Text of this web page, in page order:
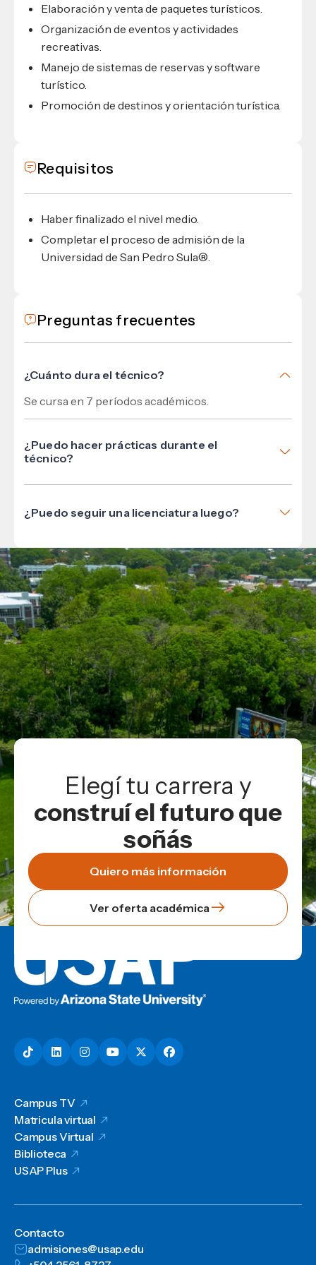
Elaboración y venta de paquetes turísticos.
Organización de eventos y actividades
recreativas.
Manejo de sistemas de reservas y software
turístico.
Promoción de destinos y orientación turística.
Requisitos
Haber finalizado el nivel medio.
Completar el proceso de admisión de la
Universidad de San Pedro Sula®.
Preguntas frecuentes
¿Cuánto dura el técnico?
Se cursa en 7 períodos académicos.
¿Puedo hacer prácticas durante el
técnico?
Sí, el programa incluye práctica profesional en
¿Puedo seguir una licenciatura luego?
Administración Turística.
Elegí tu carrera y
construí el futuro que
soñás
Quiero más información
Ver oferta académica
Campus TV
Matricula virtual
Campus Virtual
Biblioteca
USAP Plus
Contacto
admisiones@usap.edu